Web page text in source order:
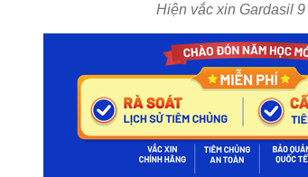
Hiện vắc xin Gardasil